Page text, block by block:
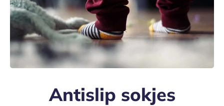
Antislip sokjes